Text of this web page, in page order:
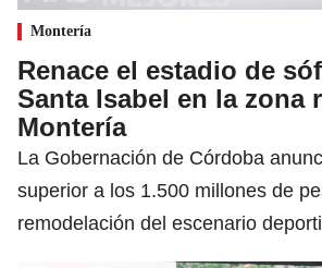
Montería
Renace el estadio de
Santa Isabel en la zona
Montería
La Gobernación de Córdoba
superior a los 1.500 millones de
remodelación del escenario